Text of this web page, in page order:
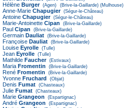
Hélène Burger (Agen) (Brive-la-Gaillarde) (Mulhouse)
Anne-Marie Chapugier (Ségur-le-Château)
Antoine Chapugier (Ségur-le-Château)
Marie-Antoinette Cipan (Brive-la-Gaillarde)
Paul Cipan (Brive-la-Gaillarde)
Germain Dauliat (Brive-la-Gaillarde)
Françoise Dauliat (Brive-la-Gaillarde)
Louise Eyrolle (Tulle)
Jean Eyrolle (Tulle)
Mathilde Faucher (Estivaux)
Maria Fromentin (Brive-la-Gaillarde)
René Fromentin (Brive-la-Gaillarde)
Yvonne Fruchard (Objat)
Denis Fumat (Chasteaux)
Julie Fumat (Chasteaux)
Marie Grangeon (Espartignac)
André Grangeon (Espartignac)